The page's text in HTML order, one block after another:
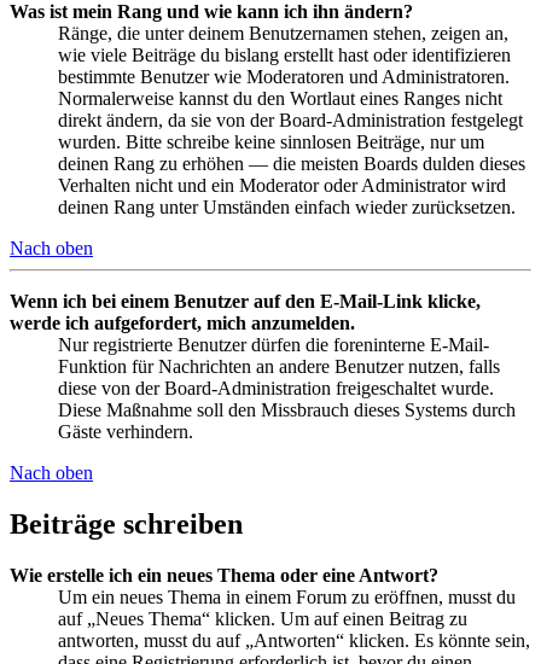
Was ist mein Rang und wie kann ich ihn ändern?
Ränge, die unter deinem Benutzernamen stehen, zeigen an,
wie viele Beiträge du bislang erstellt hast oder identifizieren
bestimmte Benutzer wie Moderatoren und Administratoren.
Normalerweise kannst du den Wortlaut eines Ranges nicht
direkt ändern, da sie von der Board-Administration festgelegt
wurden. Bitte schreibe keine sinnlosen Beiträge, nur um
deinen Rang zu erhöhen — die meisten Boards dulden dieses
Verhalten nicht und ein Moderator oder Administrator wird
deinen Rang unter Umständen einfach wieder zurücksetzen.
Nach oben
Wenn ich bei einem Benutzer auf den E-Mail-Link klicke,
werde ich aufgefordert, mich anzumelden.
Nur registrierte Benutzer dürfen die foreninterne E-Mail-
Funktion für Nachrichten an andere Benutzer nutzen, falls
diese von der Board-Administration freigeschaltet wurde.
Diese Maßnahme soll den Missbrauch dieses Systems durch
Gäste verhindern.
Nach oben
Beiträge schreiben
Wie erstelle ich ein neues Thema oder eine Antwort?
Um ein neues Thema in einem Forum zu eröffnen, musst du
auf „Neues Thema“ klicken. Um auf einen Beitrag zu
antworten, musst du auf „Antworten“ klicken. Es könnte sein,